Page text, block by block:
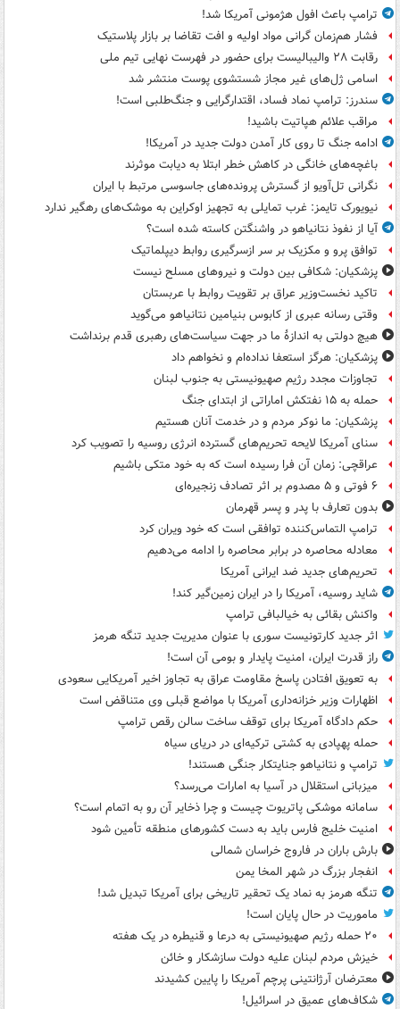
ترامپ باعث افول هژمونی آمریکا شد!
فشار هم‌زمان گرانی مواد اولیه و افت تقاضا بر بازار پلاستیک
رقابت ۲۸ والیبالیست برای حضور در فهرست نهایی تیم ملی
اسامی ژل‌های غیر مجاز شستشوی پوست منتشر شد
سندرز: ترامپ نماد فساد، اقتدارگرایی و جنگ‌طلبی است!
مراقب علائم هپاتیت باشید!
ادامه جنگ تا روی کار آمدن دولت جدید در آمریکا!
باغچه‌های خانگی در کاهش خطر ابتلا به دیابت موثرند
نگرانی تل‌آویو از گسترش پرونده‌های جاسوسی مرتبط با ایران
نیویورک تایمز: غرب تمایلی به تجهیز اوکراین به موشک‌های رهگیر ندارد
آیا از نفوذ نتانیاهو در واشنگتن کاسته شده است؟
توافق پرو و مکزیک بر سر ازسرگیری روابط دیپلماتیک
پزشکیان: شکافی بین دولت و نیروهای مسلح نیست
تاکید نخست‌وزیر عراق بر تقویت روابط با عربستان
وقتی رسانه عبری از کابوس بنیامین نتانیاهو می‌گوید
هیچ دولتی به اندازۀ ما در جهت سیاست‌های رهبری قدم برنداشت
پزشکیان: هرگز استعفا نداده‌ام و نخواهم داد
تجاوزات مجدد رژیم صهیونیستی به جنوب لبنان
حمله به ۱۵ نفتکش‌ اماراتی از ابتدای جنگ
پزشکیان: ما نوکر مردم و در خدمت آنان هستیم
سنای آمریکا لایحه تحریم‌های گسترده انرژی روسیه را تصویب کرد
عراقچی: زمان آن فرا رسیده است که به خود متکی باشیم
۶ فوتی و ۵ مصدوم بر اثر تصادف زنجیره‌ای
بدون تعارف با پدر و پسر قهرمان
ترامپ التماس‌کننده توافقی است که خود ویران کرد
معادله محاصره در برابر محاصره را ادامه می‌دهیم
تحریم‌های جدید ضد ایرانی آمریکا
شاید روسیه، آمریکا را در ایران زمین‌گیر کند!
واکنش بقائی به خیالبافی ترامپ
اثر جدید کارتونیست سوری با عنوان مدیریت جدید تنگه هرمز
راز قدرت ایران، امنیت پایدار و بومی آن است!
به تعویق افتادن پاسخ مقاومت عراق به تجاوز اخیر آمریکایی سعودی
اظهارات وزیر خزانه‌داری آمریکا با مواضع قبلی وی متناقض است
حکم دادگاه آمریکا برای توقف ساخت سالن رقص ترامپ
حمله پهپادی به کشتی ترکیه‌ای در دریای سیاه
ترامپ و نتانیاهو جنایتکار جنگی هستند!
میزبانی استقلال در آسیا به امارات می‌رسد؟
سامانه موشکی پاتریوت چیست و چرا ذخایر آن رو به اتمام است؟
امنیت خلیج فارس باید به دست کشورهای منطقه تأمین شود
بارش باران در فاروج خراسان شمالی
انفجار بزرگ در شهر المخا یمن
تنگه هرمز به نماد یک تحقیر تاریخی برای آمریکا تبدیل شد!
ماموریت در حال پایان است!
۲۰ حمله رژیم صهیونیستی به درعا و قنیطره در یک هفته
خیزش مردم لبنان علیه دولت سازشکار و خائن
معترضان آرژانتینی پرچم آمریکا را پایین کشیدند
شکاف‌های عمیق در اسرائیل!